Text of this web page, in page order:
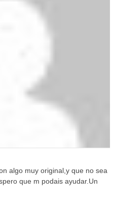
algo muy original,y que no sea
que m podais ayudar.Un